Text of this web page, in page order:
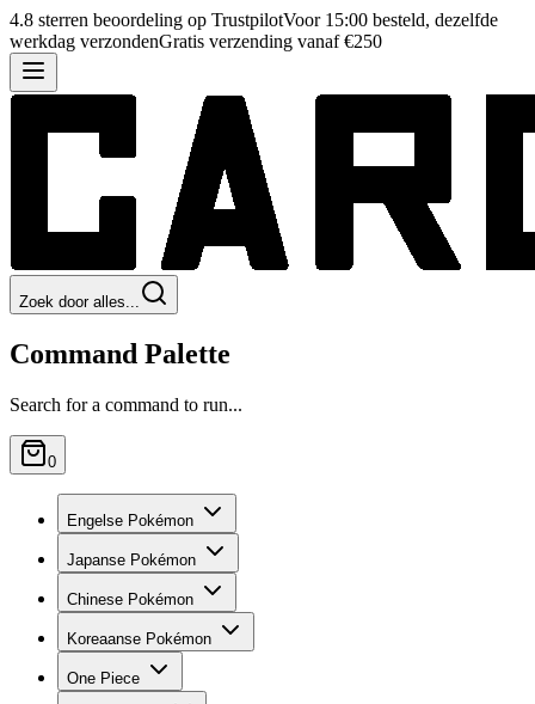
4.8 sterren beoordeling op TrustpilotVoor 15:00 besteld, dezelfde
werkdag verzondenGratis verzending vanaf €250
Zoek door alles...
Command Palette
Search for a command to run...
0
Engelse Pokémon
Japanse Pokémon
Chinese Pokémon
Koreaanse Pokémon
One Piece